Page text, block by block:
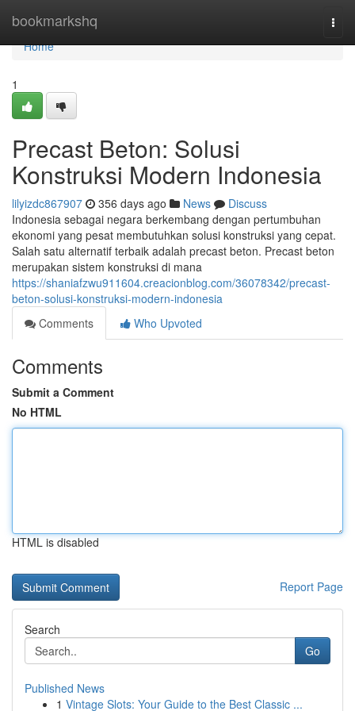
bookmarkshq
Home
Home
1
Precast Beton: Solusi
Konstruksi Modern Indonesia
lilyizdc867907 356 days ago News
Discuss
Indonesia sebagai negara berkembang dengan pertumbuhan
ekonomi yang pesat membutuhkan solusi konstruksi yang cepat.
Salah satu alternatif terbaik adalah precast beton. Precast beton
merupakan sistem konstruksi di mana
https://shaniafzwu911604.creacionblog.com/36078342/precast-
beton-solusi-konstruksi-modern-indonesia
Comments
Who Upvoted
Comments
Submit a Comment
No HTML
HTML is disabled
Report Page
Search
Go
Published News
1 Vintage Slots: Your Guide to the Best Classic ...